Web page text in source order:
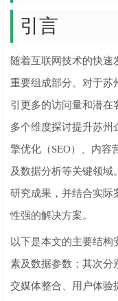
引言
随着互联网技术的快速
重要组成部分。对于苏
引更多的访问量和潜在
多个维度探讨提升苏州
擎优化（SEO）、内容
及数据分析等关键领域
研究成果，并结合实际
性强的解决方案。
以下是本文的主要结构
素及数据参数；其次分
交媒体整合、用户体验